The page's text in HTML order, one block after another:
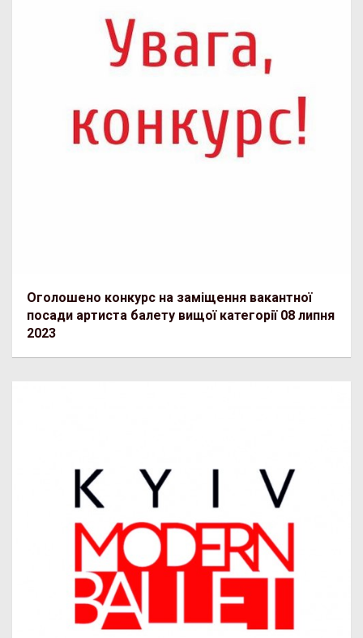
Оголошено конкурс на заміщення вакантної
посади артиста балету вищої категорії 08 липня
2023